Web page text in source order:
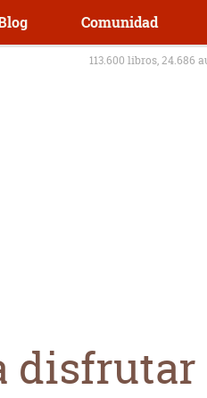
Comunidad
113.600 libros, 24.686
disfrutar